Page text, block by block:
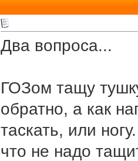
Два вопроса...
ГОЗом тащу
обратно, а как
таскать, или
что не надо